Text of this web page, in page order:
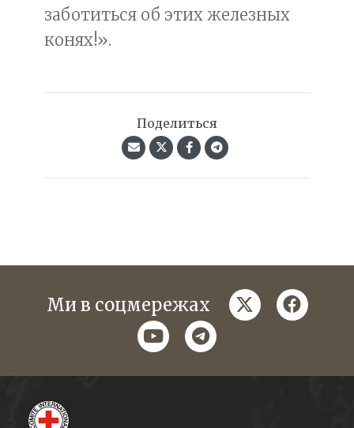
заботиться об этих железных
конях!».
Поделиться
Ми в соцмережах twitter
youtubetelegram